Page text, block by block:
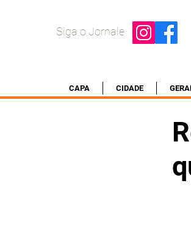
Siga o Jornale
CAPA CIDADE